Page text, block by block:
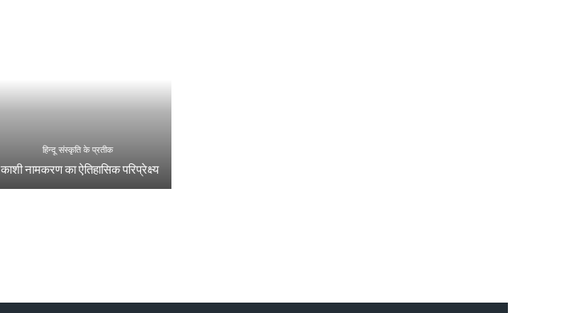
हिन्दू संस्कृति के प्रतीक
काशी नामकरण का ऐतिहासिक परिप्रेक्ष्य